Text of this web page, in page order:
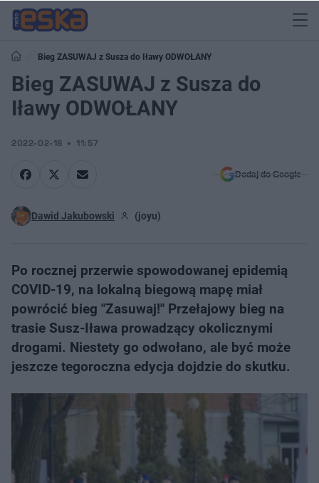
Bieg ZASUWAJ z Susza do Iławy ODWOŁANY
Bieg ZASUWAJ z Susza do
Iławy ODWOŁANY
2022-02-18 11:57
Dodaj do Google
Dawid Jakubowski (joyu)
Po rocznej przerwie spowodowanej epidemią
COVID-19, na lokalną biegową mapę miał
powrócić bieg "Zasuwaj!" Przełajowy bieg na
trasie Susz-Iława prowadzący okolicznymi
drogami. Niestety go odwołano, ale być może
jeszcze tegoroczna edycja dojdzie do skutku.